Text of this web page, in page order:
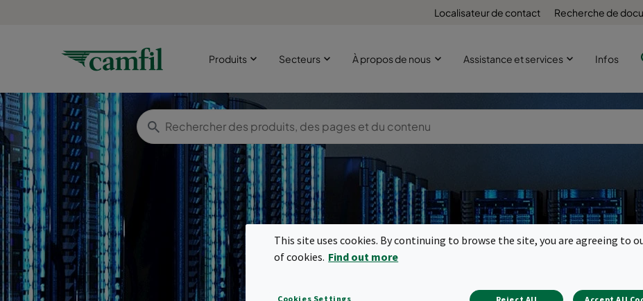
Localisateur de contact Recherche de
Produits Secteurs À propos de nous Assistance et services Infos
Filtration de l'air
This site uses cookies. By continuing to browse the site, you are agreeing to
of cookies. Find out more
Cookies Settings